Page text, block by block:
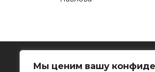
Мы ценим вашу